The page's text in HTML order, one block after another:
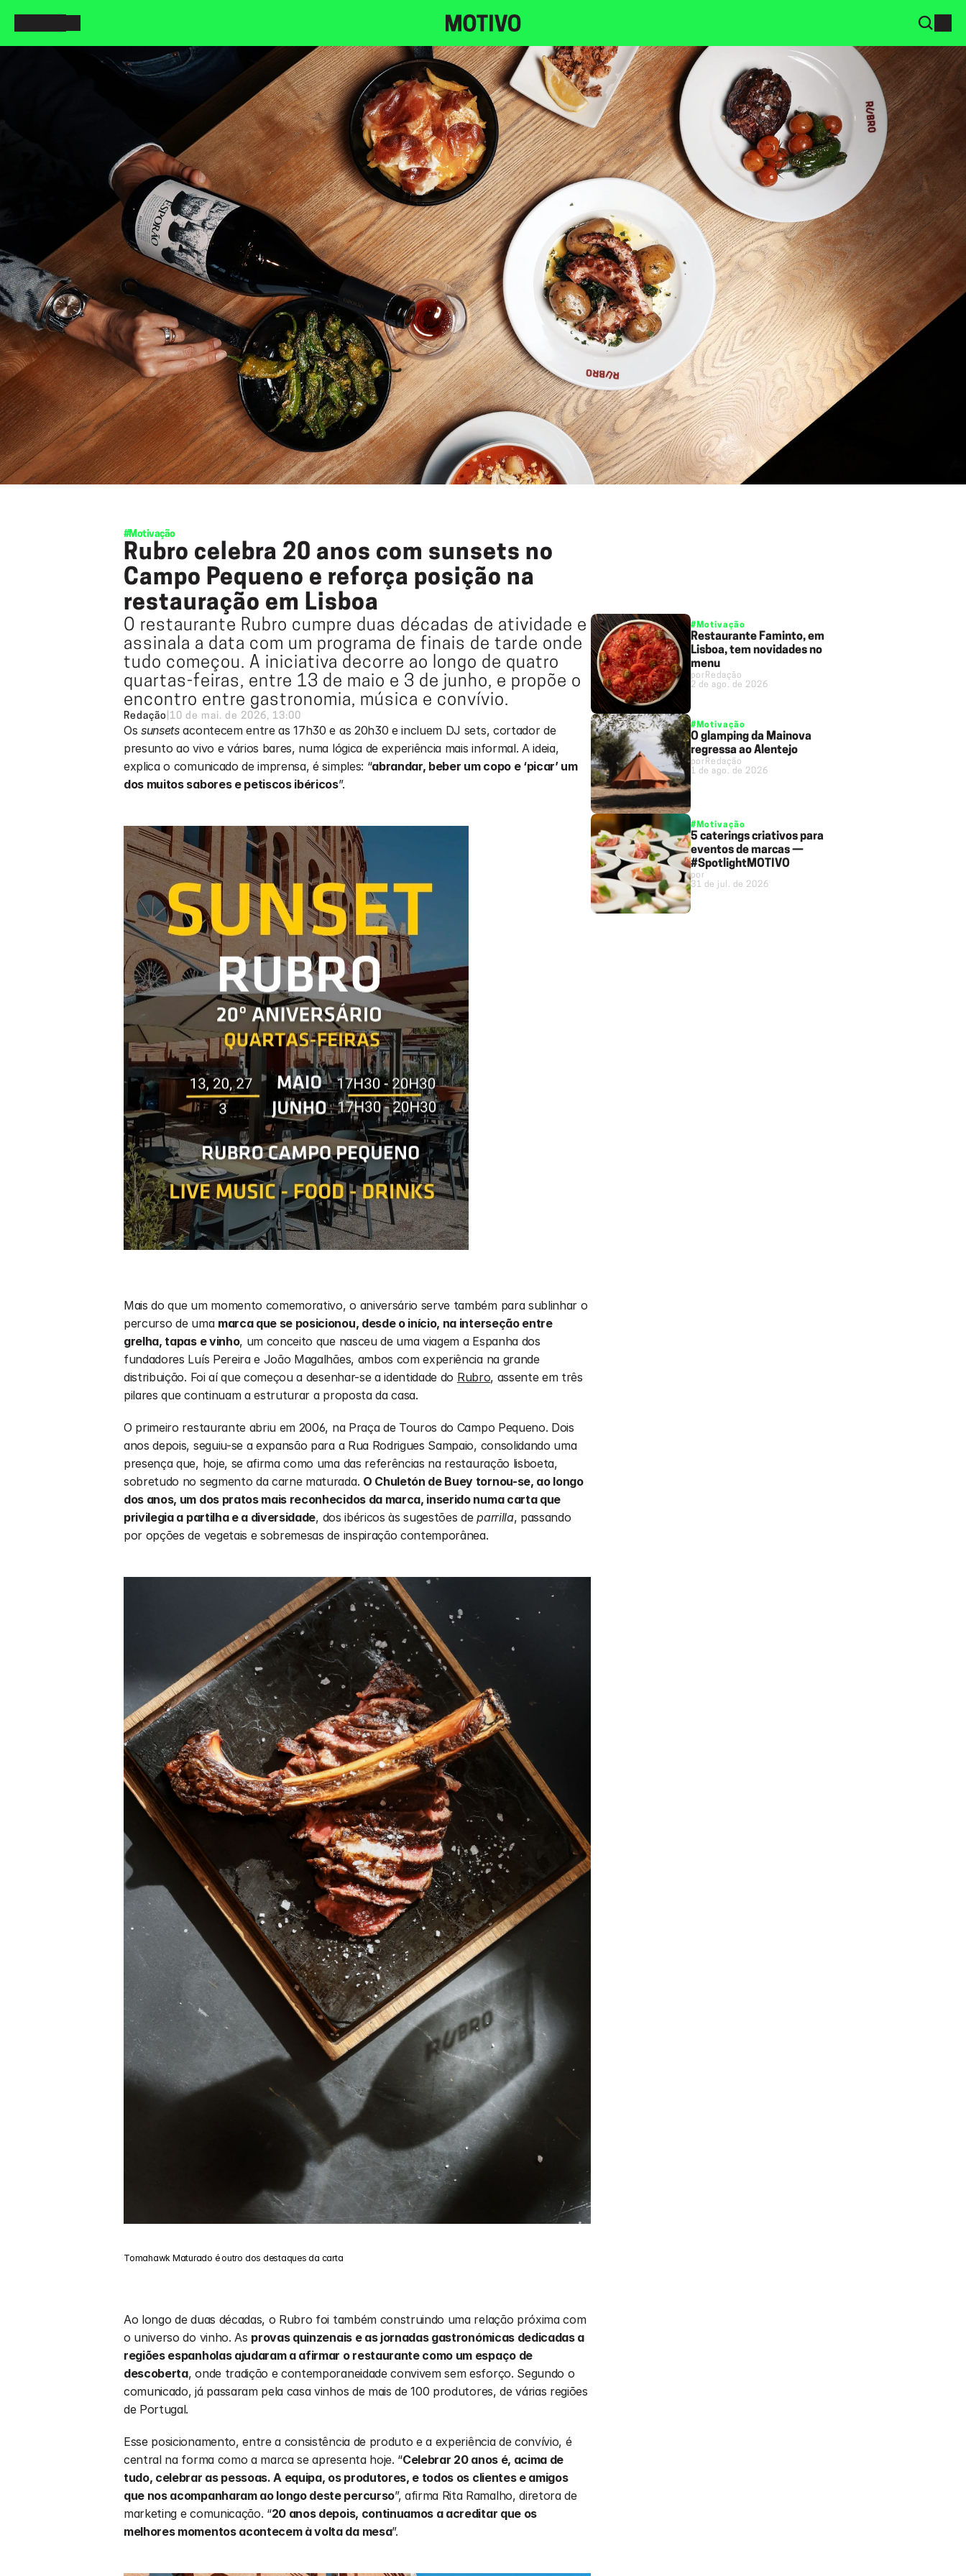
#Motivação
Rubro celebra 20 anos com sunsets no
Campo Pequeno e reforça posição na
restauração em Lisboa
O restaurante Rubro cumpre duas décadas de atividade e
assinala a data com um programa de finais de tarde onde
tudo começou. A iniciativa decorre ao longo de quatro
quartas-feiras, entre 13 de maio e 3 de junho, e propõe o
encontro entre gastronomia, música e convívio.
Redação 10 de mai. de 2026, 13:00
Os sunsets acontecem entre as 17h30 e as 20h30 e incluem DJ sets, cortador de
presunto ao vivo e vários bares, numa lógica de experiência mais informal. A ideia,
explica o comunicado de imprensa, é simples: “abrandar, beber um copo e ‘picar’ um
dos muitos sabores e petiscos ibéricos”.
Mais do que um momento comemorativo, o aniversário serve também para sublinhar o
percurso de uma marca que se posicionou, desde o início, na interseção entre
grelha, tapas e vinho, um conceito que nasceu de uma viagem a Espanha dos
fundadores Luís Pereira e João Magalhães, ambos com experiência na grande
distribuição. Foi aí que começou a desenhar-se a identidade do Rubro, assente em três
pilares que continuam a estruturar a proposta da casa.
O primeiro restaurante abriu em 2006, na Praça de Touros do Campo Pequeno. Dois
anos depois, seguiu-se a expansão para a Rua Rodrigues Sampaio, consolidando uma
presença que, hoje, se afirma como uma das referências na restauração lisboeta,
sobretudo no segmento da carne maturada. O Chuletón de Buey tornou-se, ao longo
dos anos, um dos pratos mais reconhecidos da marca, inserido numa carta que
privilegia a partilha e a diversidade, dos ibéricos às sugestões de parrilla, passando
por opções de vegetais e sobremesas de inspiração contemporânea.
Tomahawk Maturado é outro dos destaques da carta
Ao longo de duas décadas, o Rubro foi também construindo uma relação próxima com
o universo do vinho. As provas quinzenais e as jornadas gastronómicas dedicadas a
regiões espanholas ajudaram a afirmar o restaurante como um espaço de
descoberta, onde tradição e contemporaneidade convivem sem esforço. Segundo o
comunicado, já passaram pela casa vinhos de mais de 100 produtores, de várias regiões
de Portugal.
Esse posicionamento, entre a consistência de produto e a experiência de convívio, é
central na forma como a marca se apresenta hoje. “Celebrar 20 anos é, acima de
tudo, celebrar as pessoas. A equipa, os produtores, e todos os clientes e amigos
que nos acompanharam ao longo deste percurso”, afirma Rita Ramalho, diretora de
marketing e comunicação. “20 anos depois, continuamos a acreditar que os
melhores momentos acontecem à volta da mesa”.
#Motivação
Restaurante Faminto, em
Lisboa, tem novidades no
menu
por Redação
2 de ago. de 2026
#Motivação
O glamping da Mainova
regressa ao Alentejo
por Redação
1 de ago. de 2026
#Motivação
5 caterings criativos para
eventos de marcas —
#SpotlightMOTIVO
por
31 de jul. de 2026